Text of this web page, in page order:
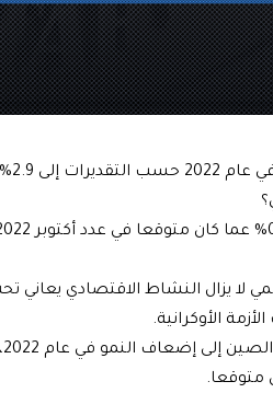
لا يزال النشاط الاقتصادي يعاني
الأوكرانية.
متوقعا.